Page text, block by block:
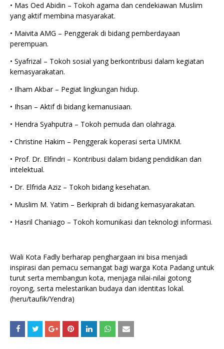
• Mas Oed Abidin – Tokoh agama dan cendekiawan Muslim
yang aktif membina masyarakat.
• Maivita AMG – Penggerak di bidang pemberdayaan
perempuan.
• Syafrizal – Tokoh sosial yang berkontribusi dalam kegiatan
kemasyarakatan.
• Ilham Akbar – Pegiat lingkungan hidup.
• Ihsan – Aktif di bidang kemanusiaan.
• Hendra Syahputra – Tokoh pemuda dan olahraga.
• Christine Hakim – Penggerak koperasi serta UMKM.
• Prof. Dr. Elfindri – Kontribusi dalam bidang pendidikan dan
intelektual.
• Dr. Elfrida Aziz – Tokoh bidang kesehatan.
• Muslim M. Yatim – Berkiprah di bidang kemasyarakatan.
• Hasril Chaniago – Tokoh komunikasi dan teknologi informasi.
Wali Kota Fadly berharap penghargaan ini bisa menjadi
inspirasi dan pemacu semangat bagi warga Kota Padang untuk
turut serta membangun kota, menjaga nilai-nilai gotong
royong, serta melestarikan budaya dan identitas lokal.
(heru/taufik/Yendra)